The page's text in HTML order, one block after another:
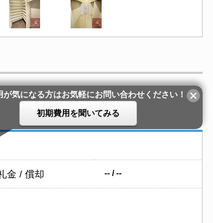
が気になる方はお気軽にお問い合わせください！
初期費用を聞いてみる
金 / 償却 -- / --